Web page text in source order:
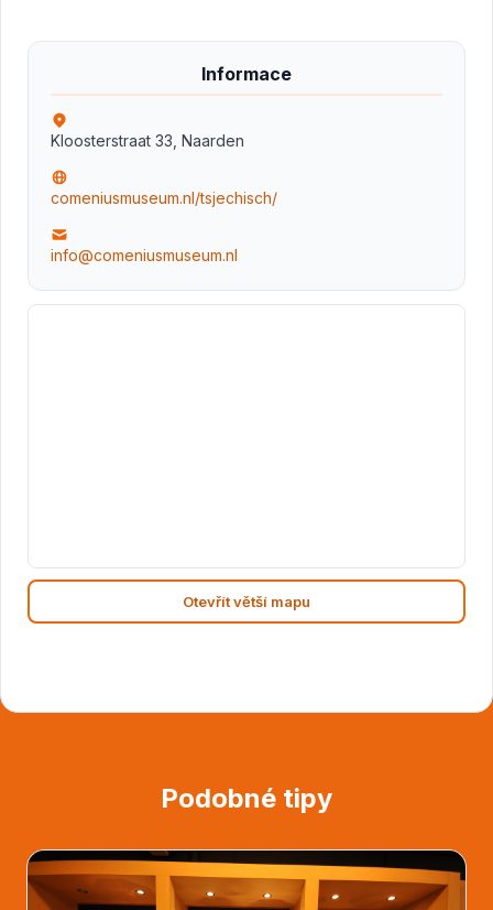
Informace
Kloosterstraat 33, Naarden
comeniusmuseum.nl/tsjechisch/
info@comeniusmuseum.nl
Otevřít větší mapu
Podobné tipy